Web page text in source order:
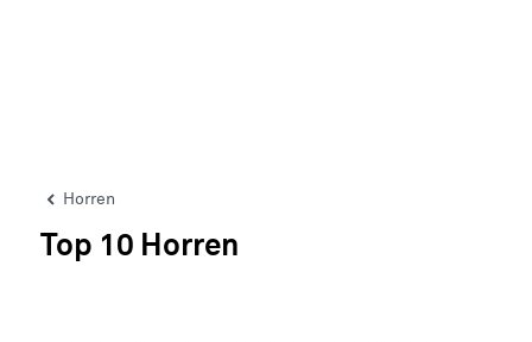
Horren
Top 10 Horren